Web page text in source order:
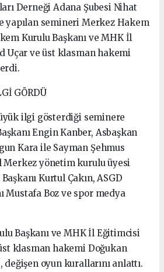
Derneği Adana Şubesi Nihat
yapılan semineri Merkez Hakem
Kurulu Başkanı ve MHK İl
Uçar ve üst klasman hakemi
GÖRDÜ
ilgi gösterdiği seminere
Engin Kanber, Asbaşkan
Kara ile Sayman Şehmus
Merkez yönetim kurulu üyesi
Kurtul Çakın, ASGD
Mustafa Boz ve spor medya
Başkanı ve MHK İl Eğitimcisi
klasman hakemi Doğukan
değişen oyun kurallarını anlattı.